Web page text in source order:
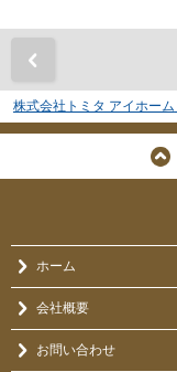
株式会社トミタ アイホーム
ホーム
会社概要
お問い合わせ